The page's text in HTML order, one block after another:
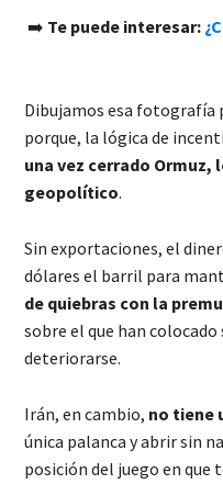
➡️ Te puede interesar:
Dibujamos esa fotografía
porque, la lógica de
una vez cerrado Ormuz,
geopolítico.
Sin exportaciones, el
dólares el barril para
de quiebras con la
sobre el que han
deteriorarse.
Irán, en cambio, no tiene
única palanca y abrir sin
posición del juego en